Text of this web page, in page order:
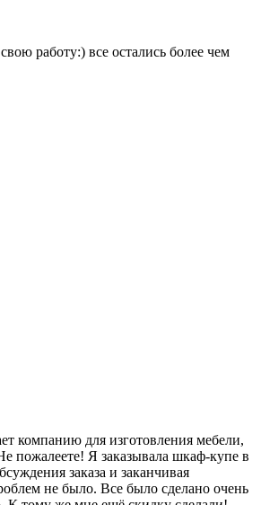
работу:) все остались более чем
компанию для изготовления мебели,
пожалеете! Я заказывала шкаф-купе в
заказа и заканчивая
не было. Все было сделано очень